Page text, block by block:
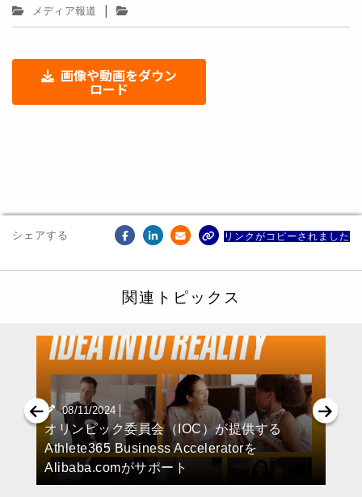
メディア報道 |
画像や動画をダウン
ロード
シェアする リンクがコピーされました
関連トピックス
08/11/2024 |
オリンピック委員会（IOC）が提供する
Athlete365 Business Acceleratorを
Alibaba.comがサポート